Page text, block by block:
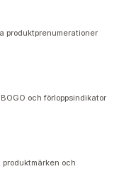
produktprenumerationer
och förloppsindikator
och